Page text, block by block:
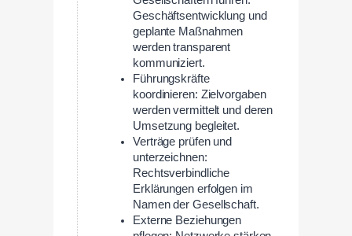
Geschäftsentwicklung und
geplante Maßnahmen
werden transparent
kommuniziert.
Führungskräfte
koordinieren: Zielvorgaben
werden vermittelt und deren
Umsetzung begleitet.
Verträge prüfen und
unterzeichnen:
Rechtsverbindliche
Erklärungen erfolgen im
Namen der Gesellschaft.
Externe Beziehungen